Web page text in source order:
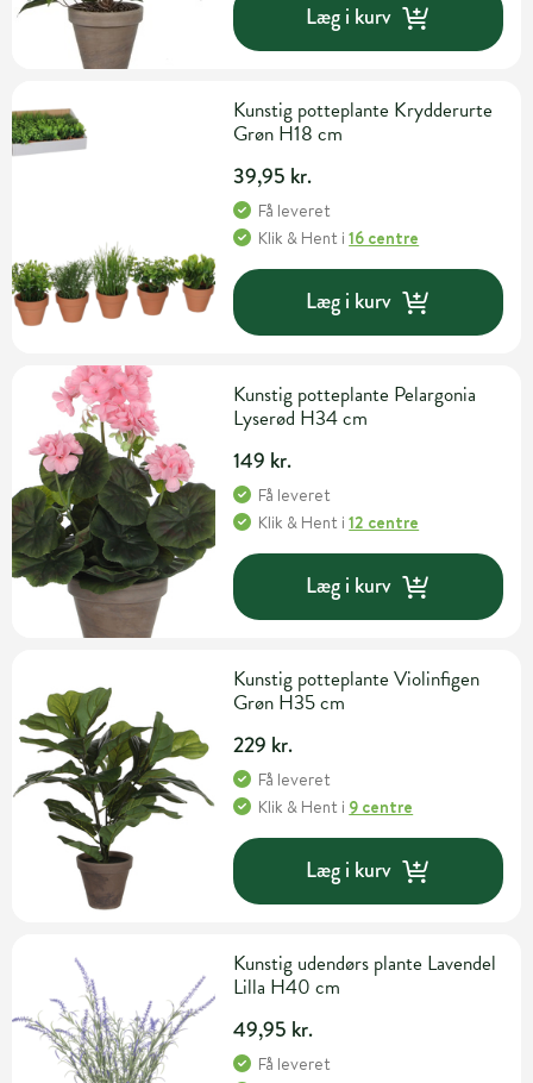
Læg i kurv
Kunstig potteplante Krydderurte
Grøn H18 cm
39,95 kr.
Få leveret
Klik & Hent i16 centre
Læg i kurv
Kunstig potteplante Pelargonia
Lyserød H34 cm
149 kr.
Få leveret
Klik & Hent i12 centre
Læg i kurv
Kunstig potteplante Violinfigen
Grøn H35 cm
229 kr.
Få leveret
Klik & Hent i 9 centre
Læg i kurv
Kunstig udendørs plante Lavendel
Lilla H40 cm
49,95 kr.
Få leveret